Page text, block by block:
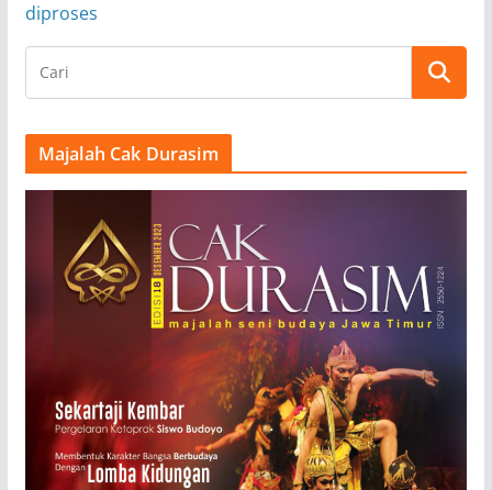
diproses
Majalah Cak Durasim